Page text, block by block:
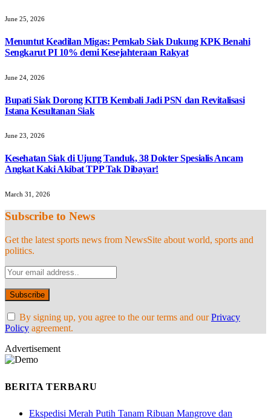
June 25, 2026
Menuntut Keadilan Migas: Pemkab Siak Dukung KPK Benahi
Sengkarut PI 10% demi Kesejahteraan Rakyat
June 24, 2026
Bupati Siak Dorong KITB Kembali Jadi PSN dan Revitalisasi
Istana Kesultanan Siak
June 23, 2026
Kesehatan Siak di Ujung Tanduk, 38 Dokter Spesialis Ancam
Angkat Kaki Akibat TPP Tak Dibayar!
March 31, 2026
Subscribe to News
Get the latest sports news from NewsSite about world, sports and
politics.
By signing up, you agree to the our terms and ourPrivacy
Policy agreement.
Advertisement
BERITA TERBARU
Ekspedisi Merah Putih Tanam Ribuan Mangrove dan